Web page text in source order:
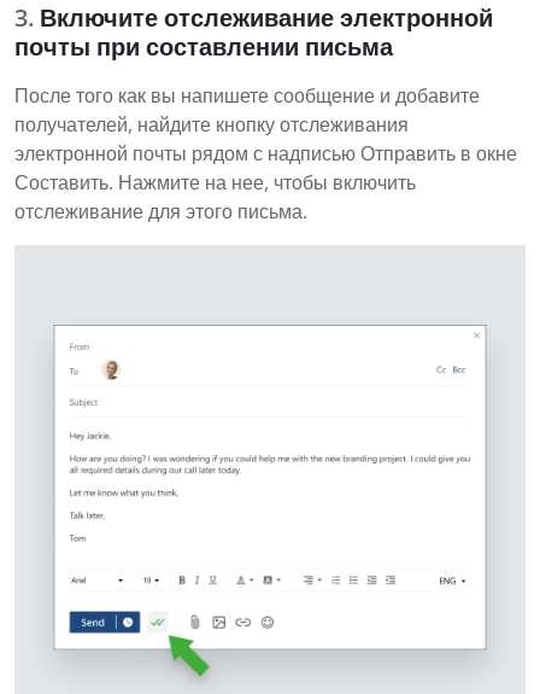
Включите отслеживание электронной
почты при составлении письма
После того как вы напишете сообщение и добавите
получателей, найдите кнопку отслеживания
электронной почты рядом с надписью Отправить в окне
Составить. Нажмите на нее, чтобы включить
отслеживание для этого письма.